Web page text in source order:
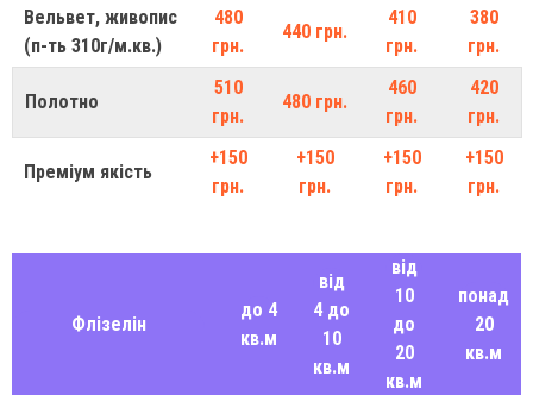
Вельвет, живопис
(п-ть 310г/м.кв.)
480
грн.
440 грн.
410
грн.
380
грн.
Полотно
510
грн.
480 грн.
460
грн.
420
грн.
Преміум якість
+150
грн.
+150
грн.
+150
грн.
+150
грн.
Флізелін
до 4
кв.м
від
4 до
10
кв.м
від
10
до
20
кв.м
понад
20
кв.м